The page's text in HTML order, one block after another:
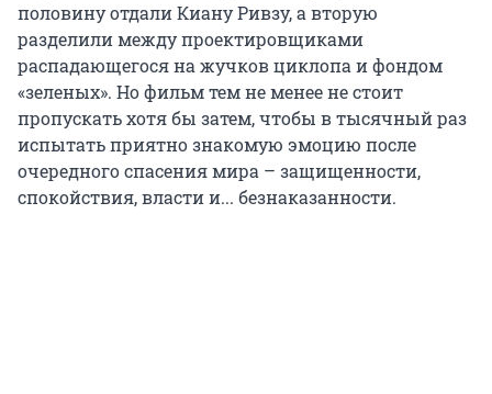
половину отдали Киану Ривзу, а вторую
разделили между проектировщиками
распадающегося на жучков циклопа и фондом
«зеленых». Но фильм тем не менее не стоит
пропускать хотя бы затем, чтобы в тысячный раз
испытать приятно знакомую эмоцию после
очередного спасения мира – защищенности,
спокойствия, власти и... безнаказанности.